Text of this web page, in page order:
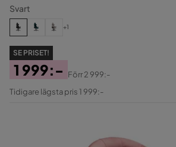
Svart
+1
SE PRISET!
Pris
1 999:-
Original
Förr2 999:-
Tidigare lägsta pris 1 999:-